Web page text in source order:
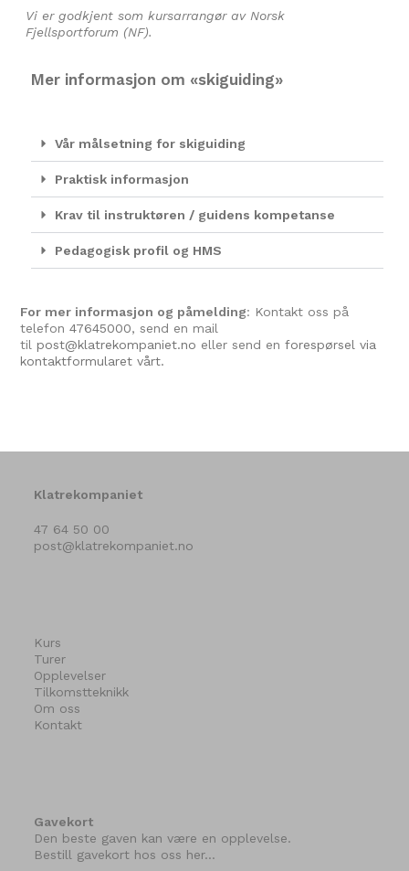
Vi er godkjent som kursarrangør av Norsk
Fjellsportforum (NF).
Mer informasjon om «skiguiding»
Vår målsetning for skiguiding
Praktisk informasjon
Krav til instruktøren / guidens kompetanse
Pedagogisk profil og HMS
For mer informasjon og påmelding: Kontakt oss på
telefon47645000, send en mail
til post@klatrekompaniet.no eller send enforespørsel via
kontaktformularet vårt.
Klatrekompaniet
47 64 50 00
post@klatrekompaniet.no
Kurs
Turer
Opplevelser
Tilkomstteknikk
Om oss
Kontakt
Gavekort
Den beste gaven kan være en opplevelse.
Bestill gavekort hos oss her…